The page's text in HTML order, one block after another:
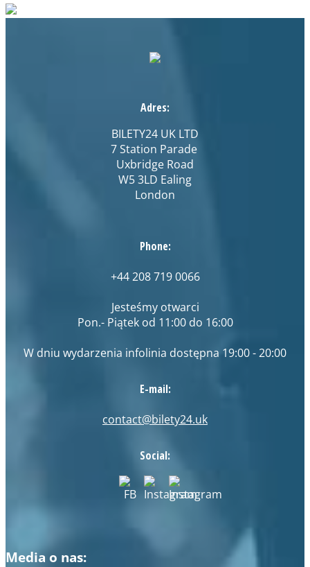
Adres:
BILETY24 UK LTD
7 Station Parade
Uxbridge Road
W5 3LD Ealing
London
Phone:
+44 208 719 0066
Jesteśmy otwarci
Pon.- Piątek od 11:00 do 16:00
W dniu wydarzenia infolinia dostępna 19:00 - 20:00
E-mail:
contact@bilety24.uk
Social:
Media o nas: